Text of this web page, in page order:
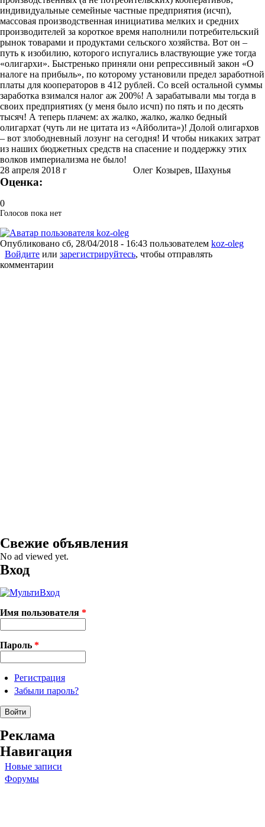
индивидуальные семейные частные предприятия (исчп),
массовая производственная инициатива мелких и средних
производителей за короткое время наполнили потребительский
рынок товарами и продуктами сельского хозяйства. Вот он –
путь к изобилию, которого испугались властвующие уже тогда
«олигархи». Быстренько приняли они репрессивный закон «О
налоге на прибыль», по которому установили предел заработной
платы для кооператоров в 412 рублей. Со всей остальной суммы
заработка взимался налог аж 200%! А зарабатывали мы тогда в
своих предприятиях (у меня было исчп) по пять и по десять
тысяч! А теперь плачем: ах жалко, жалко, жалко бедный
олигархат (чуть ли не цитата из «Айболита»)! Долой олигархов
– вот злободневный лозунг на сегодня! И чтобы никаких затрат
из наших бюджетных средств на спасение и поддержку этих
волков империализма не было!
28 апреля 2018 г Олег Козырев, Шахунья
Оценка:
0
Голосов пока нет
Опубликовано сб, 28/04/2018 - 16:43 пользователем koz-oleg
Войдите или зарегистрируйтесь, чтобы отправлять
комментарии
Свежие объявления
No ad viewed yet.
Вход
Имя пользователя *
Пароль *
Регистрация
Забыли пароль?
Реклама
Навигация
Новые записи
Форумы